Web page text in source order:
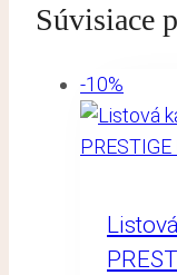
Súvisiace
-10%